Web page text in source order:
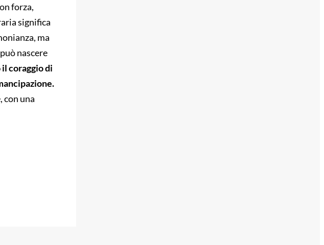
forza,
significa
ma
nascere
coraggio di
una